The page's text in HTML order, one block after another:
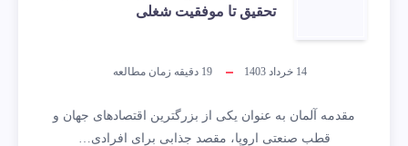
تحقیق تا موفقیت شغلی
14 خرداد 1403 19 دقیقه زمان مطالعه
مقدمه آلمان به عنوان یکی از بزرگترین اقتصادهای جهان و
قطب صنعتی اروپا، مقصد جذابی برای افرادی…